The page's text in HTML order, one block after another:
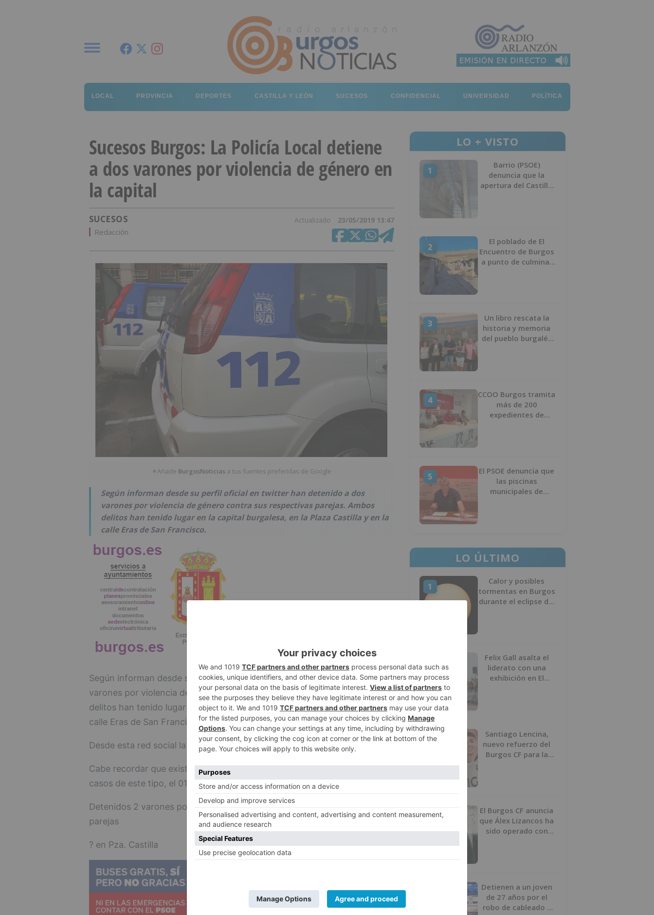
LOCAL PROVINCIA DEPORTES CASTILLA Y LEÓN SUCESOS CONFIDENCIAL UNIVERSIDAD POLÍTICA
Sucesos Burgos: La Policía Local detiene
a dos varones por violencia de género en
la capital
SUCESOS Actualizado 23/05/2019 13:47
Redacción
★Añade BurgosNoticias a tus fuentes preferidas de Google
Según informan desde su perfil oficial en twitter han detenido a dos
varones por violencia de género contra sus respectivas parejas. Ambos
delitos han tenido lugar en la capital burgalesa, en la Plaza Castilla y en la
calle Eras de San Francisco.
Según informan desde su perfil oficial en twitter han detenido a dos
varones por violencia de género contra sus respectivas parejas. Ambos
delitos han tenido lugar en la capital burgalesa, en la Plaza Castilla y en la
calle Eras de San Francisco.
Desde esta red social la Policía Local lanza el mensaje de "Ni una más".
Cabe recordar que existe un teléfono para atender a las afectadas en
casos de este tipo, el 016.
Detenidos 2 varones por #ViolenciaDeGénerocontra sus respectivas
parejas
? en Pza. Castilla
LO + VISTO
1
Barrio (PSOE)
denuncia que la
apertura del Castillo
2
El poblado de El
Encuentro de Burgos
a punto de culminar
3
Un libro rescata la
historia y memoria
del pueblo burgalés
4
CCOO Burgos tramita
más de 200
expedientes de
5
El PSOE denuncia que
las piscinas
municipales de
LO ÚLTIMO
1
Calor y posibles
tormentas en Burgos
durante el eclipse del
2
Felix Gall asalta el
liderato con una
exhibición en El
3
Santiago Lencina,
nuevo refuerzo del
Burgos CF para la
4
El Burgos CF anuncia
que Álex Lizancos ha
sido operado con
Detienen a un joven
de 27 años por el
robo de cableado y